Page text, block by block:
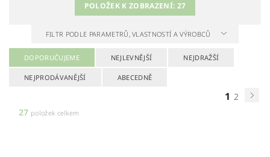
POLOŽEK K ZOBRAZENÍ: 27
FILTR PODLE PARAMETRŮ, VLASTNOSTÍ A VÝROBCŮ
DOPORUČUJEME NEJLEVNĚJŠÍ NEJDRAŽŠÍ
NEJPRODÁVANĚJŠÍ ABECEDNĚ
1 2
27 položek celkem